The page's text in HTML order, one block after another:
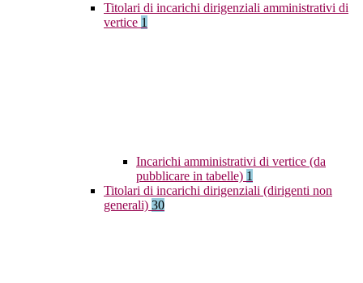
Titolari di incarichi dirigenziali amministrativi di
vertice 1
Incarichi amministrativi di vertice (da
pubblicare in tabelle) 1
Titolari di incarichi dirigenziali (dirigenti non
generali) 30